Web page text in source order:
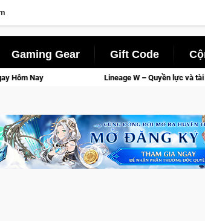
Gaming Gear Gift Code
Lineage W – Quyền lực và tài phú sẽ về tay kẻ đoạt